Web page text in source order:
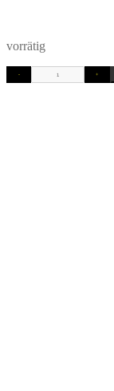
vorrätig
- +